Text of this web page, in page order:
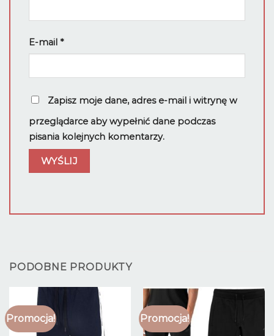
E-mail *
Zapisz moje dane, adres e-mail i witrynę w
przeglądarce aby wypełnić dane podczas
pisania kolejnych komentarzy.
PODOBNE PRODUKTY
Promocja! Promocja!